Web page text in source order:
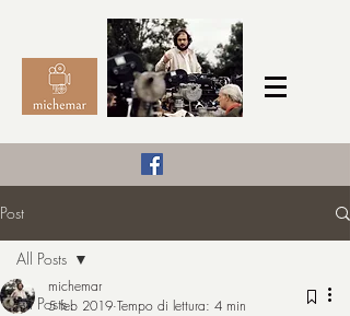
michemar
Post
All Posts
All Posts
michemar
5 feb 2019 Tempo di lettura: 4 min